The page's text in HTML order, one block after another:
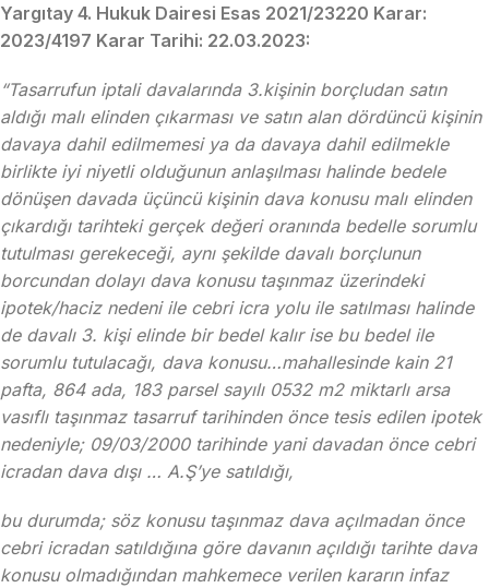
Yargıtay 4. Hukuk Dairesi Esas 2021/23220 Karar:
2023/4197 Karar Tarihi: 22.03.2023:
“Tasarrufun iptali davalarında 3.kişinin borçludan satın
aldığı malı elinden çıkarması ve satın alan dördüncü kişinin
davaya dahil edilmemesi ya da davaya dahil edilmekle
birlikte iyi niyetli olduğunun anlaşılması halinde bedele
dönüşen davada üçüncü kişinin dava konusu malı elinden
çıkardığı tarihteki gerçek değeri oranında bedelle sorumlu
tutulması gerekeceği, aynı şekilde davalı borçlunun
borcundan dolayı dava konusu taşınmaz üzerindeki
ipotek/haciz nedeni ile cebri icra yolu ile satılması halinde
de davalı 3. kişi elinde bir bedel kalır ise bu bedel ile
sorumlu tutulacağı, dava konusu…mahallesinde kain 21
pafta, 864 ada, 183 parsel sayılı 0532 m2 miktarlı arsa
vasıflı taşınmaz tasarruf tarihinden önce tesis edilen ipotek
nedeniyle; 09/03/2000 tarihinde yani davadan önce cebri
icradan dava dışı … A.Ş’ye satıldığı,
bu durumda; söz konusu taşınmaz dava açılmadan önce
cebri icradan satıldığına göre davanın açıldığı tarihte dava
konusu olmadığından mahkemece verilen kararın infaz